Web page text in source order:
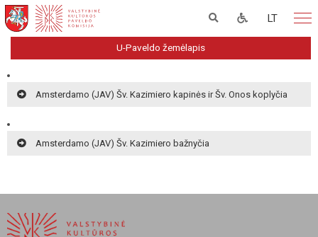
LT
U-Paveldo žemėlapis
Amsterdamo (JAV) Šv. Kazimiero kapinės ir Šv. Onos koplyčia
Amsterdamo (JAV) Šv. Kazimiero bažnyčia